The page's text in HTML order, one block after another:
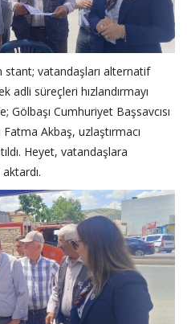
vatandaşları alternatif
adli süreçleri hızlandırmayı
Gölbaşı Cumhuriyet Başsavcısı
Fatma Akbaş, uzlaştırmacı
Heyet, vatandaşlara